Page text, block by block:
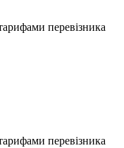
перевізника
перевізника